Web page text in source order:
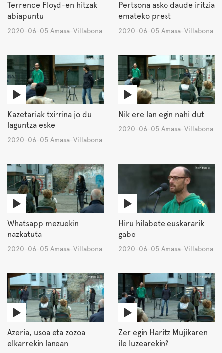
Terrence Floyd-en hitzak
abiapuntu
2020-06-05 Amasa-Villabona
Pertsona asko daude iritzia
emateko prest
2020-06-05 Amasa-Villabona
Kazetariak txirrina jo du
laguntza eske
2020-06-05 Amasa-Villabona
Nik ere lan egin nahi dut
2020-06-05 Amasa-Villabona
Whatsapp mezuekin
nazkatuta
2020-06-05 Amasa-Villabona
Hiru hilabete euskararik
gabe
2020-06-05 Amasa-Villabona
Azeria, usoa eta zozoa
elkarrekin lanean
Zer egin Haritz Mujikaren
ile luzearekin?